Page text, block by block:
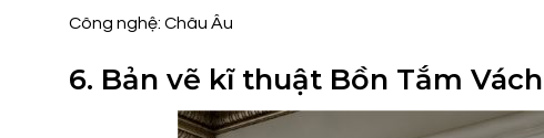
Công nghệ: Châu Âu
6. Bản vẽ kĩ thuật Bồn Tắm